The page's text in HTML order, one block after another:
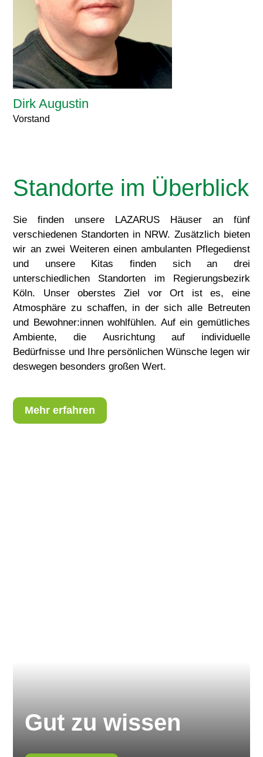
Dirk Augustin
Vorstand
Standorte im Überblick
Sie finden unsere LAZARUS Häuser an fünf
verschiedenen Standorten in NRW. Zusätzlich bieten
wir an zwei Weiteren einen ambulanten Pflegedienst
und unsere Kitas finden sich an drei
unterschiedlichen Standorten im Regierungsbezirk
Köln. Unser oberstes Ziel vor Ort ist es, eine
Atmosphäre zu schaffen, in der sich alle Betreuten
und Bewohner:innen wohlfühlen. Auf ein gemütliches
Ambiente, die Ausrichtung auf individuelle
Bedürfnisse und Ihre persönlichen Wünsche legen wir
deswegen besonders großen Wert.
Mehr erfahren
Gut zu wissen